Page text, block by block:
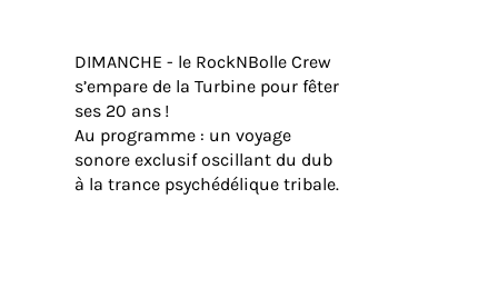
DIMANCHE - le RockNBolle Crew
s’empare de la Turbine pour fêter
ses 20 ans !
Au programme : un voyage
sonore exclusif oscillant du dub
à la trance psychédélique tribale.